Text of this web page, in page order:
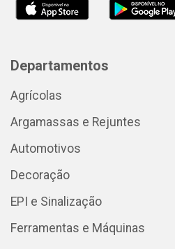
Departamentos
Agrícolas
Argamassas e Rejuntes
Automotivos
Decoração
EPI e Sinalização
Ferramentas e Máquinas